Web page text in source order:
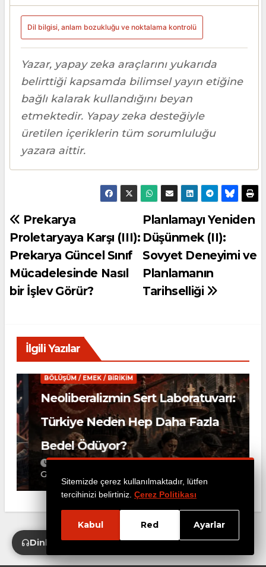
Sitemizde çerez kullanılmaktadır, lütfen
tercihinizi belirtiniz. Çerez Politikası
Kabul Red Ayarlar
Dil bilgisi, anlam bozukluğu ve noktalama kontrolü
Yazar, yapay zeka araçlarını yukarıda
belirttiği kapsamda bilimsel yayın etiğine
bağlı kalarak kullandığını beyan
etmektedir. Yapay zeka desteğiyle
üretilen içeriklerin tüm sorumluluğu
yazara aittir.
Yazı
gezinmesi
Planlamayı Yeniden
Düşünmek (II):
Sovyet Deneyimi ve
Planlamanın
Tarihselliği
Prekarya
Proletaryaya Karşı (III):
Prekarya Güncel Sınıf
Mücadelesinde Nasıl
bir İşlev Görür?
İlgili Yazılar
BÖLÜŞÜM / EMEK / BIRIKIM
Neoliberalizmin Sert Laboratuvarı:
Türkiye Neden Hep Daha Fazla
Bedel Ödüyor?
13 Temmuz, 2026
Cem Dişbudak, Dr.
Güngör Pabuşçu
Dinle